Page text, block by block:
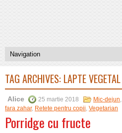
TAG ARCHIVES: LAPTE VEGETAL
Alice 25 martie 2018 Mic-dejun,
fara zahar, Retete pentru copii, Vegetarian
Porridge cu fructe